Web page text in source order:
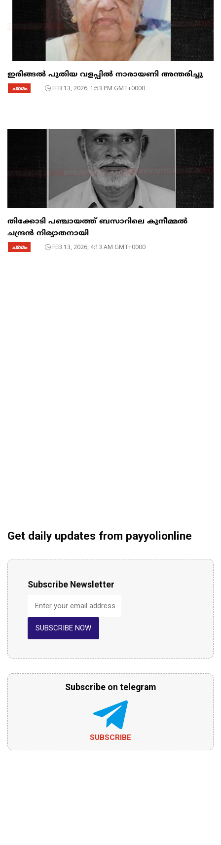
ഇരിങ്ങൽ പുതിയ വളപ്പിൽ നാരായണി അന്തരിച്ചു
ചരമം FEB 13, 2026, 1:53 PM GMT+0000
തിക്കോടി പഞ്ചായത്ത് ബസാറിലെ കുനീമ്മൽ
ചന്ദ്രൻ നിര്യാതനായി
ചരമം FEB 13, 2026, 4:13 AM GMT+0000
Get daily updates from payyolionline
Subscribe Newsletter
SUBSCRIBE NOW
Subscribe on telegram
SUBSCRIBE